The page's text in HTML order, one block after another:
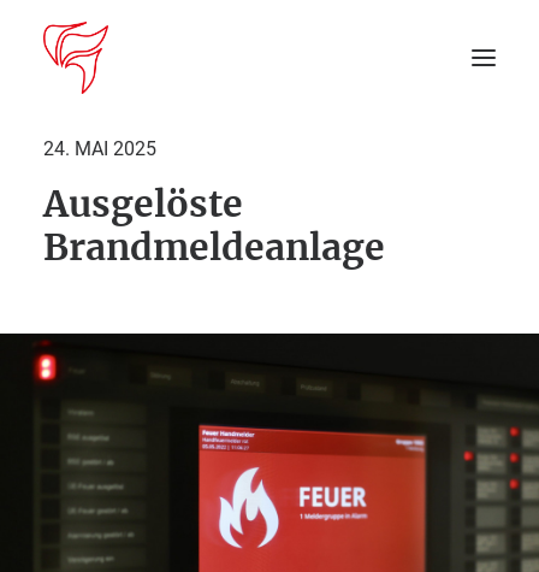
Startseite
DEIN EINSATZ
Suche
24. MAI 2025
Ausgelöste
Brandmeldeanlage